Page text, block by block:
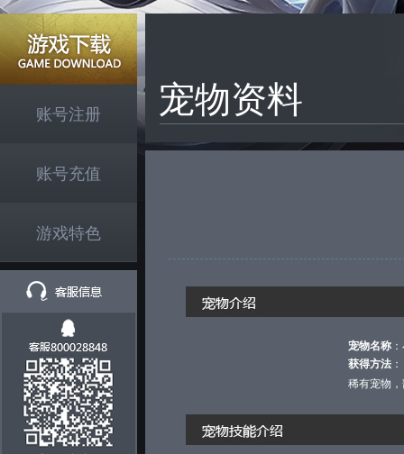
账号注册
账号充值
游戏特色
宠物资料
宠物名称
获得方法 ：
稀有宠物